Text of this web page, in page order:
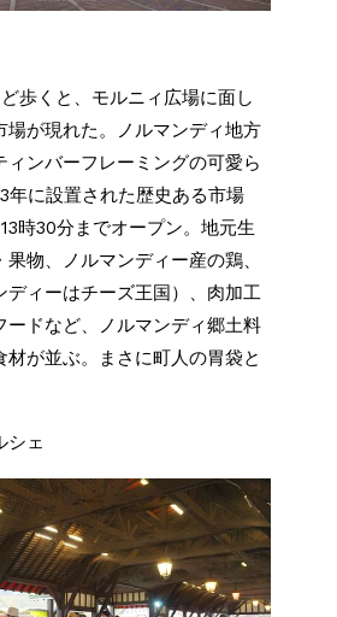
歩くと、モルニィ広場に面し
場が現れた。ノルマンディ地方
ィンバーフレーミングの可愛ら
年に設置された歴史ある市場
時30分までオープン。地元生
物、ノルマンディー産の鶏、
ディーはチーズ王国）、肉加工
ードなど、ノルマンディ郷土料
材が並ぶ。まさに町人の胃袋と
シェ